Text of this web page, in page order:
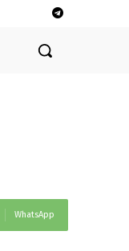
WhatsApp